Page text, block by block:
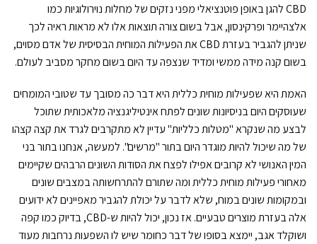
CBD להגן באופן פוטנציאלי מפני נזקים של מחלות נוירולוגיות כמו
אלצהיימר ופרקינסון, אבל בשום צורה תוצאות אלו לא מראות ראיה לכך
שניתן להגביר בעזרת CBD את הפעילות המוחית הבסיסית של אדם מסוים,
בשום קנה מידה ממשי ומדיד שנצפה עד היום בשום מחקר מסביב לעולם.
האמת היא שפעילות מוחית כללית היא דבר כה מסובך עד שטובי המומחים
שעוסקים היום בניסיונות שונים לפתח אינטיליגנציה מלאכותית שתוכל
לבצע מה שנקרא "מטלות כלליות" עדיין לא מתקרבים לגרד את קצה קצהו
של מה שיכול להיות מוגדר היום בתור "מרשים". למעשה, אנחנו בתור בני
המין האנושי לא קרובים אפילו לפצח את הסודות השונים הרבהים שקיימים
מאחורי פעילות מוחית כללית ומה שתורם להתרחשותה במצבים שונים
ובמקומות שונים במוח, שלא לדבר על יכולת להגביר מאפיינים לא ידועים
אלה בעזרת מוצרים טבעיים. אז נכון, יכול להיות ש-CBD, בדיוק כמו קפה
ושוקלד אגב, יימצא בסופו של דבר כחומר שיש לו השפעות נרחבות מעוד